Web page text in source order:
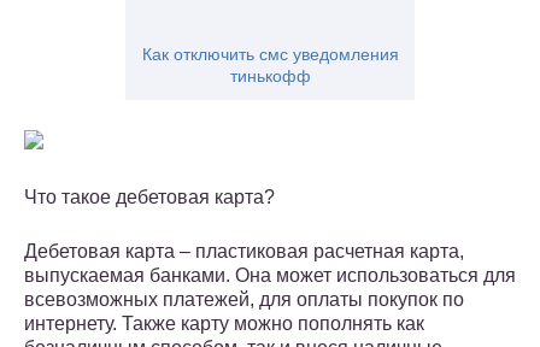
Как отключить смс уведомления
тинькофф
Что такое дебетовая карта?
Дебетовая карта – пластиковая расчетная карта,
выпускаемая банками. Она может использоваться для
всевозможных платежей, для оплаты покупок по
интернету. Также карту можно пополнять как